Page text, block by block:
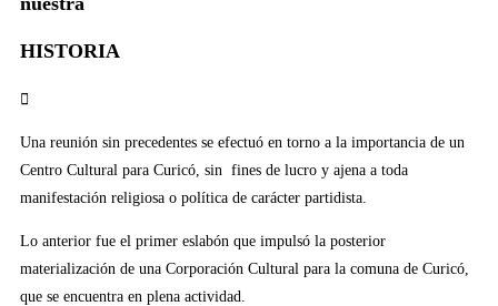
HISTORIA
Una reunión sin precedentes se efectuó en torno a la importancia de un
Centro Cultural para Curicó, sin fines de lucro y ajena a toda
manifestación religiosa o política de carácter partidista.
Lo anterior fue el primer eslabón que impulsó la posterior
materialización de una Corporación Cultural para la comuna de Curicó,
que se encuentra en plena actividad.